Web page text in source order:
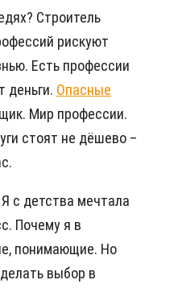
Строитель
рискуют
Есть профессии
деньги. Опасные
Мир профессии.
стоят не дёшево –
с детства мечтала
Почему я в
понимающие. Но
выбор в